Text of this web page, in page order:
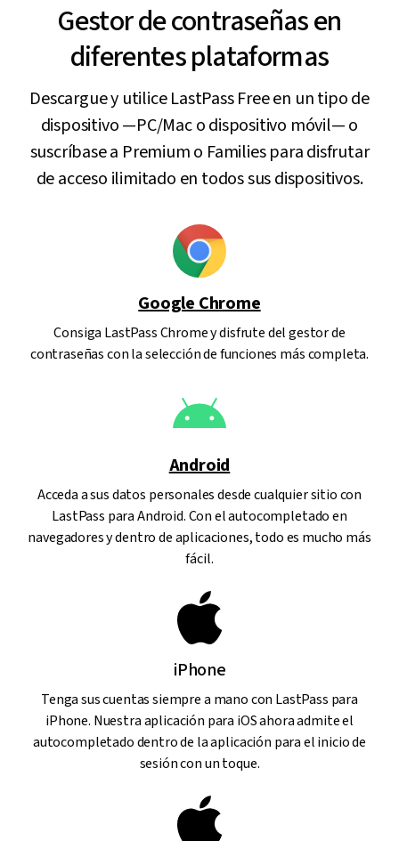
Gestor de contraseñas en
diferentes plataformas
Descargue y utilice LastPass Free en un tipo de
dispositivo —PC/Mac o dispositivo móvil— o
suscríbase a Premium o Families para disfrutar
de acceso ilimitado en todos sus dispositivos.
Google Chrome
Consiga LastPass Chrome y disfrute del gestor de
contraseñas con la selección de funciones más completa.
Android
Acceda a sus datos personales desde cualquier sitio con
LastPass para Android. Con el autocompletado en
navegadores y dentro de aplicaciones, todo es mucho más
fácil.
iPhone
Tenga sus cuentas siempre a mano con LastPass para
iPhone. Nuestra aplicación para iOS ahora admite el
autocompletado dentro de la aplicación para el inicio de
sesión con un toque.